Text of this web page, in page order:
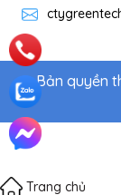
Bản quyền
Trang chủ